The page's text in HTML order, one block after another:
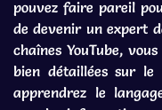
pouvez faire pareil
de devenir un expert
chaînes YouTube,
bien détaillées sur
apprendrez le